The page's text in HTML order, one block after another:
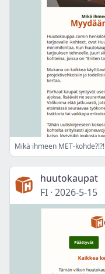
Mikä ihmeen MET-kohde?!?!
huutokaupat
FI · 2026-5-15